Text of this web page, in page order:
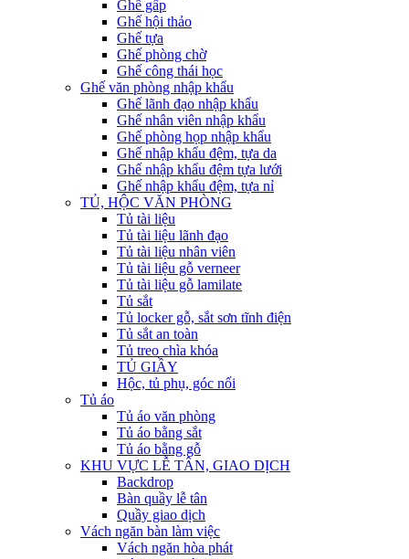
Ghế gấp
Ghế hội thảo
Ghế tựa
Ghế phòng chờ
Ghế công thái học
Ghế văn phòng nhập khẩu
Ghế lãnh đạo nhập khẩu
Ghế nhân viên nhập khẩu
Ghế phòng họp nhập khẩu
Ghế nhập khẩu đệm, tựa da
Ghế nhập khẩu đệm tựa lưới
Ghế nhập khẩu đệm, tựa nỉ
TỦ, HỘC VĂN PHÒNG
Tủ tài liệu
Tủ tài liệu lãnh đạo
Tủ tài liệu nhân viên
Tủ tài liệu gỗ verneer
Tủ tài liệu gỗ lamilate
Tủ sắt
Tủ locker gỗ, sắt sơn tĩnh điện
Tủ sắt an toàn
Tủ treo chìa khóa
TỦ GIẦY
Hộc, tủ phụ, góc nối
Tủ áo
Tủ áo văn phòng
Tủ áo bằng sắt
Tủ áo bằng gỗ
KHU VỰC LỄ TÂN, GIAO DỊCH
Backdrop
Bàn quầy lễ tân
Quầy giao dịch
Vách ngăn bàn làm việc
Vách ngăn hòa phát